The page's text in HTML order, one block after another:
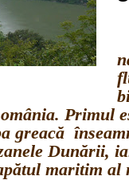
Primul
greacă
Dunării,
maritim al